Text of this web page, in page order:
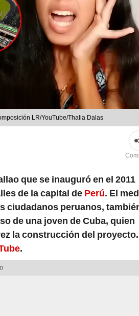
LR/YouTube/Thalia Dalas
que se inauguró en el 2011
de la capital de Perú. El
ciudadanos peruanos,
de una joven de Cuba, quien
la construcción del
.